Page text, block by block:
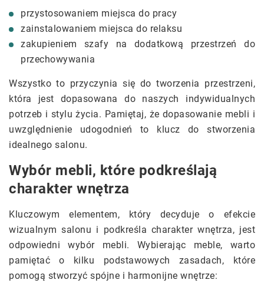
przystosowaniem miejsca do pracy
zainstalowaniem miejsca do relaksu
zakupieniem szafy na dodatkową przestrzeń do
przechowywania
Wszystko to przyczynia się do tworzenia przestrzeni,
która jest dopasowana do naszych indywidualnych
potrzeb i stylu życia. Pamiętaj, że dopasowanie mebli i
uwzględnienie udogodnień to klucz do stworzenia
idealnego salonu.
Wybór mebli, które podkreślają
charakter wnętrza
Kluczowym elementem, który decyduje o efekcie
wizualnym salonu i podkreśla charakter wnętrza, jest
odpowiedni wybór mebli. Wybierając meble, warto
pamiętać o kilku podstawowych zasadach, które
pomogą stworzyć spójne i harmonijne wnętrze: